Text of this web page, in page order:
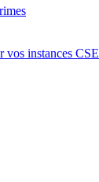
instances CSE